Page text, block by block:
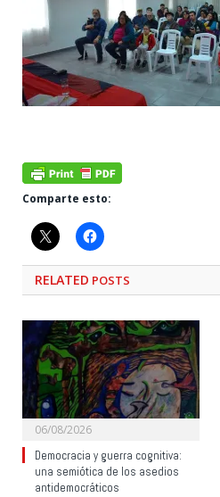
Comparte esto:
RELATED POSTS
06/08/2026
Democracia y guerra cognitiva:
una semiótica de los asedios
antidemocráticos